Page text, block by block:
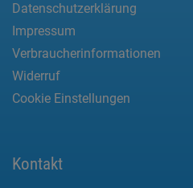
Datenschutzerklärung
Impressum
Verbraucherinformationen
Widerruf
Cookie Einstellungen
Kontakt